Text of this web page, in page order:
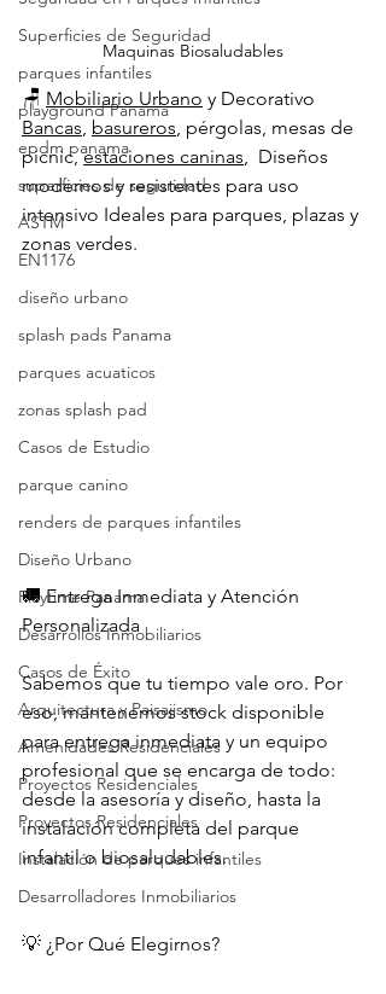
Superficies de Seguridad
parques infantiles
playground Panama
epdm panama
superficies de seguridad
ASTM
EN1176
diseño urbano
splash pads Panama
parques acuaticos
zonas splash pad
Casos de Estudio
parque canino
renders de parques infantiles
Diseño Urbano
Playtime Panama
Desarrollos Inmobiliarios
Casos de Éxito
Arquitectura y Paisajismo
Amenidades Residenciales
Proyectos Residenciales
Proyectos Residenciales
Instalación de parques infantiles
Desarrolladores Inmobiliarios
Maquinas Biosaludables
🪑 Mobiliario Urbano y Decorativo
Bancas, basureros, pérgolas, mesas de
picnic, estaciones caninas,  Diseños
modernos y resistentes para uso
intensivo Ideales para parques, plazas y
zonas verdes.
🚚 Entrega Inmediata y Atención
Personalizada
Sabemos que tu tiempo vale oro. Por
eso, mantenemos stock disponible
para entrega inmediata y un equipo
profesional que se encarga de todo:
desde la asesoría y diseño, hasta la
instalación completa del parque
infantil o biosaludables.
💡 ¿Por Qué Elegirnos?